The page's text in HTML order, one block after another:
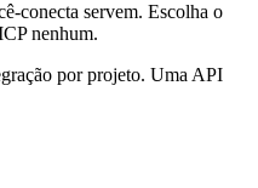
conecta servem. Escolha o
nenhum.
por projeto. Uma API